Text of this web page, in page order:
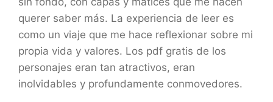
querer saber más. La experiencia de leer es
como un viaje que me hace reflexionar sobre mi
propia vida y valores. Los pdf gratis de los
personajes eran tan atractivos, eran
inolvidables y profundamente conmovedores.